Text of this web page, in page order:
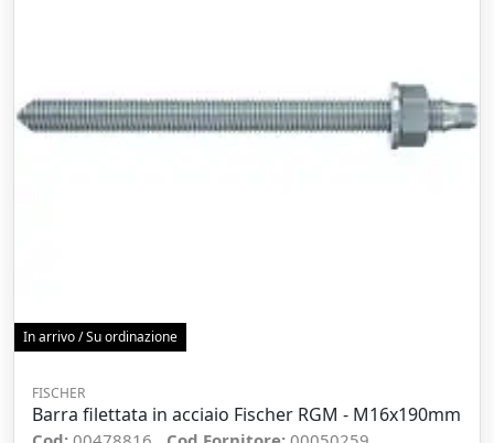
In arrivo / Su ordinazione
FISCHER
Barra filettata in acciaio Fischer RGM - M16x190mm